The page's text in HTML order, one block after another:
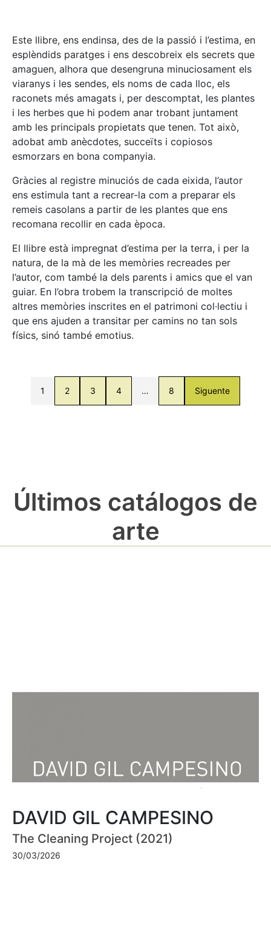
Este llibre, ens endinsa, des de la passió i l’estima, en
esplèndids paratges i ens descobreix els secrets que
amaguen, alhora que desengruna minuciosament els
viaranys i les sendes, els noms de cada lloc, els
raconets més amagats i, per descomptat, les plantes
i les herbes que hi podem anar trobant juntament
amb les principals propietats que tenen. Tot això,
adobat amb anècdotes, succeïts i copiosos
esmorzars en bona companyia.
Gràcies al registre minuciós de cada eixida, l’autor
ens estimula tant a recrear-la com a preparar els
remeis casolans a partir de les plantes que ens
recomana recollir en cada època.
El llibre està impregnat d’estima per la terra, i per la
natura, de la mà de les memòries recreades per
l’autor, com també la dels parents i amics que el van
guiar. En l’obra trobem la transcripció de moltes
altres memòries inscrites en el patrimoni col·lectiu i
que ens ajuden a transitar per camins no tan sols
físics, sinó també emotius.
1 2 3 4 … 8 Siguente
Últimos catálogos de
arte
DAVID GIL CAMPESINO
The Cleaning Project (2021)
30/03/2026